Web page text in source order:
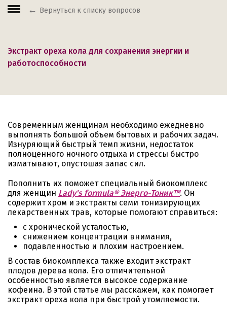
Вернуться к списку вопросов
Экстракт ореха кола для сохранения энергии и
работоспособности
Современным женщинам необходимо ежедневно
выполнять большой объем бытовых и рабочих задач.
Изнуряющий быстрый темп жизни, недостаток
полноценного ночного отдыха и стрессы быстро
изматывают, опустошая запас сил.
Пополнить их поможет специальный биокомплекс
для женщин Lady's formula® Энерго-Тоник™. Он
содержит хром и экстракты семи тонизирующих
лекарственных трав, которые помогают справиться:
с хронической усталостью,
снижением концентрации внимания,
подавленностью и плохим настроением.
В состав биокомплекса также входит экстракт
плодов дерева кола. Его отличительной
особенностью является высокое содержание
кофеина. В этой статье мы расскажем, как помогает
экстракт ореха кола при быстрой утомляемости.